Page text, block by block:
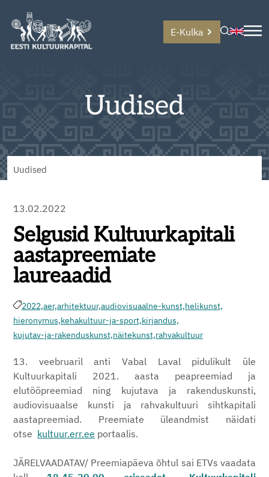
E-Kulka
Uudised
Uudised
13.02.2022
Selgusid Kultuurkapitali
aastapreemiate
laureaadid
2022,aer,arhitektuur,audiovisuaalne-kunst,helikunst,
hieronymus,kehakultuur-ja-sport,kirjandus,
kujutav-ja-rakenduskunst,näitekunst,rahvakultuur
13. veebruaril anti Vabal Laval pidulikult üle
Kultuurkapitali 2021. aasta peapreemiad ja
elutööpreemiad ning kujutava ja rakenduskunsti,
audiovisuaalse kunsti ja rahvakultuuri sihtkapitali
aastapreemiad. Preemiate üleandmist näidati
otse kultuur.err.ee portaalis.
JÄRELVAADATAV/ Preemiapäeva õhtul sai ETVs vaadata